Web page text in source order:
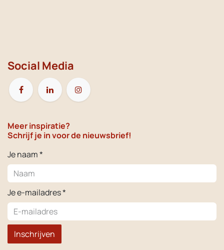
Social Media
Meer inspiratie?
Schrijf je in voor de nieuwsbrief!
Je naam *
Je e-mailadres *
Inschrijven